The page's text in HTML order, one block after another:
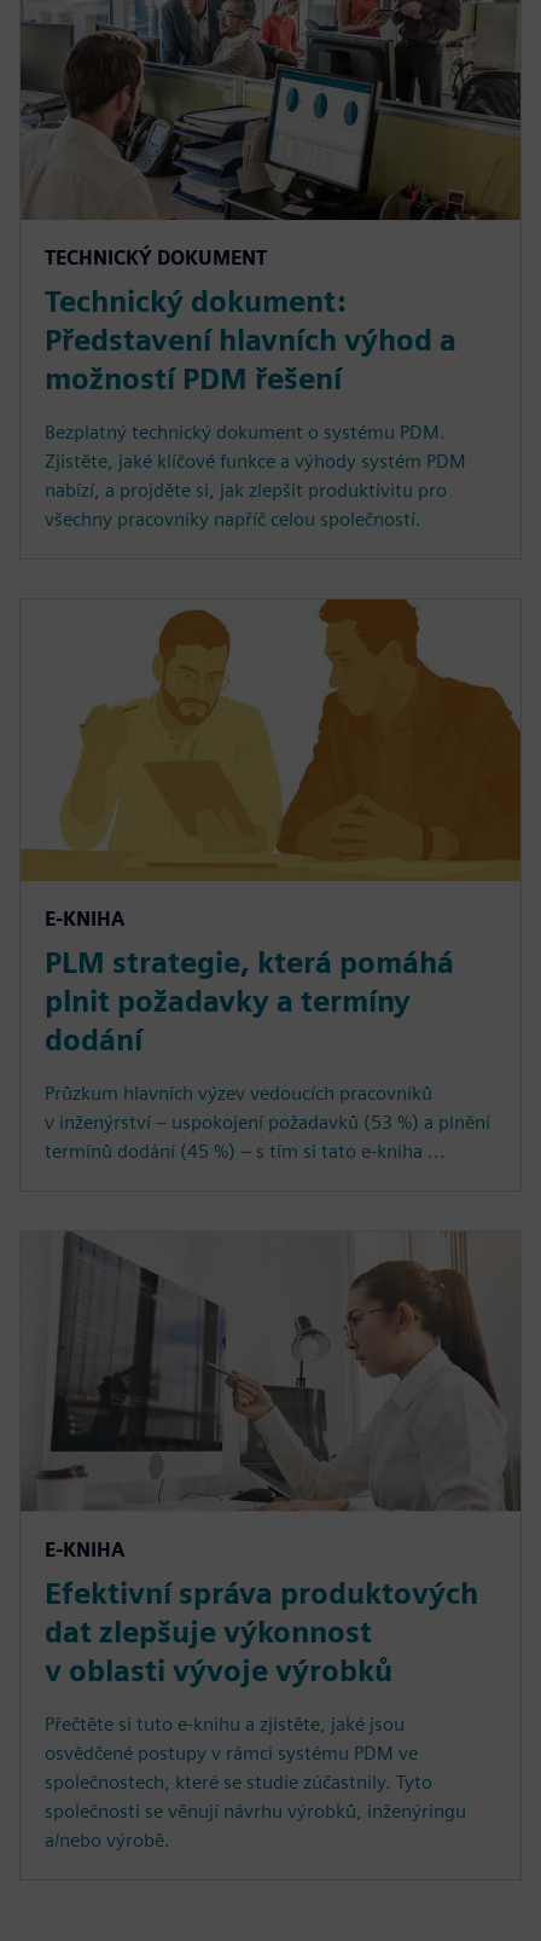
TECHNICKÝ DOKUMENT
Technický dokument:
Představení hlavních výhod a
možností PDM řešení
Bezplatný technický dokument o systému PDM.
Zjistěte, jaké klíčové funkce a výhody systém PDM
nabízí, a projděte si, jak zlepšit produktivitu pro
všechny pracovníky napříč celou společností.
E-KNIHA
PLM strategie, která pomáhá
plnit požadavky a termíny
dodání
Průzkum hlavních výzev vedoucích pracovníků
v inženýrství – uspokojení požadavků (53 %) a plnění
termínů dodání (45 %) – s tím si tato e-kniha ...
E-KNIHA
Efektivní správa produktových
dat zlepšuje výkonnost
v oblasti vývoje výrobků
Přečtěte si tuto e-knihu a zjistěte, jaké jsou
osvědčené postupy v rámci systému PDM ve
společnostech, které se studie zúčastnily. Tyto
společnosti se věnují návrhu výrobků, inženýringu
a/nebo výrobě.